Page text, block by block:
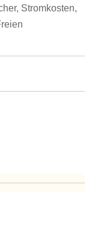
Stromkosten,